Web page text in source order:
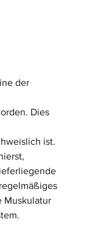
der
Dies
ist.
Muskulatur